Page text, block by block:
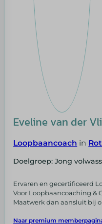
Eveline van der
Loopbaancoach in
Doelgroep: Jong
Ervaren en gecertificeerd
Voor Loopbaancoaching &
Maatwerk dan aansluit bij
Naar premium